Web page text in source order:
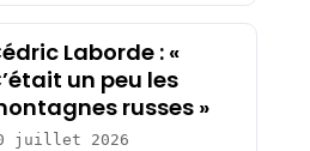
Laborde : «
un peu les
russes »
juillet 2026